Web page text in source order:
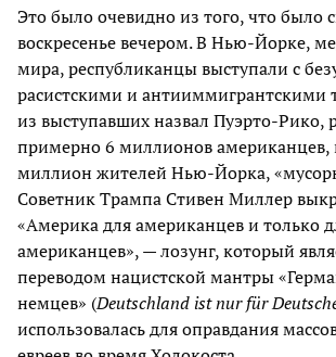
Это было очевидно из того, что было
воскресенье вечером. В Нью-Йорке,
мира, республиканцы выступали с
расистскими и антииммигрантскими
из выступавших назвал Пуэрто-Рико,
примерно 6 миллионов американцев,
миллион жителей Нью-Йорка,
Советник Трампа Стивен Миллер
«Америка для американцев и только
американцев», — лозунг, который
переводом нацистской мантры
немцев» (Deutschland istnur für
использовалась для оправдания